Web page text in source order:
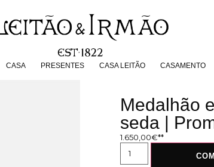
CASA PRESENTES CASA LEITÃO CASAMENTO
PRESENTES CASA LEITÃO
Medalhão
seda |
1.650,00€